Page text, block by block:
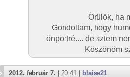
Örülök, ha
Gondoltam, hogy
önportré.... de sztem
Köszönöm
2012. február 7. | 20:41 | blaise21